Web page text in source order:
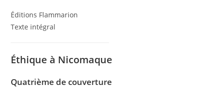
Éditions Flammarion
Texte intégral
Éthique à Nicomaque
Quatrième de couverture